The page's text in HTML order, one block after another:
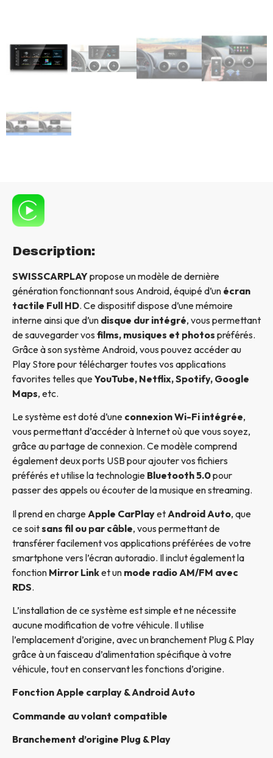
Description:
SWISSCARPLAYpropose un modèle de dernière
génération fonctionnant sous Android, équipé d’un écran
tactile Full HD. Ce dispositif dispose d’une mémoire
interne ainsi que d’un disque dur intégré, vous permettant
de sauvegarder vos films, musiques et photos préférés.
Grâce à son système Android, vous pouvez accéder au
Play Store pour télécharger toutes vos applications
favorites telles queYouTube, Netflix, Spotify, Google
Maps, etc.
Le système est doté d’une connexion Wi-Fi intégrée,
vous permettant d’accéder à Internet où que vous soyez,
grâce au partage de connexion. Ce modèle comprend
également deux ports USB pour ajouter vos fichiers
préférés et utilise la technologie Bluetooth 5.0pour
passer des appels ou écouter de la musique en streaming.
Il prend en charge Apple CarPlayet Android Auto, que
ce soitsans fil ou par câble, vous permettant de
transférer facilement vos applications préférées de votre
smartphone vers l’écran autoradio. Il inclut également la
fonction Mirror Linket un mode radio AM/FM avec
RDS.
L’installation de ce système est simple et ne nécessite
aucune modification de votre véhicule. Il utilise
l’emplacement d’origine, avec un branchement Plug & Play
grâce à un faisceau d’alimentation spécifique à votre
véhicule, tout en conservant les fonctions d’origine.
Fonction Apple carplay & Android Auto
Commande au volant compatible
Branchement d’origine Plug & Play